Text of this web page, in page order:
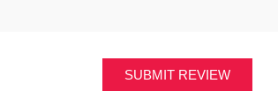
SUBMIT REVIEW